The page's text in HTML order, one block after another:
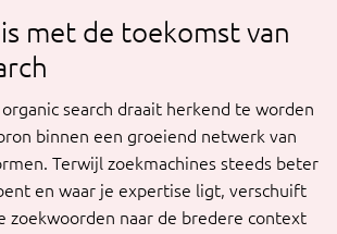
met de toekomst van
search draait herkend te worden
binnen een groeiend netwerk van
Terwijl zoekmachines steeds beter
en waar je expertise ligt, verschuift
zoekwoorden naar de bredere context